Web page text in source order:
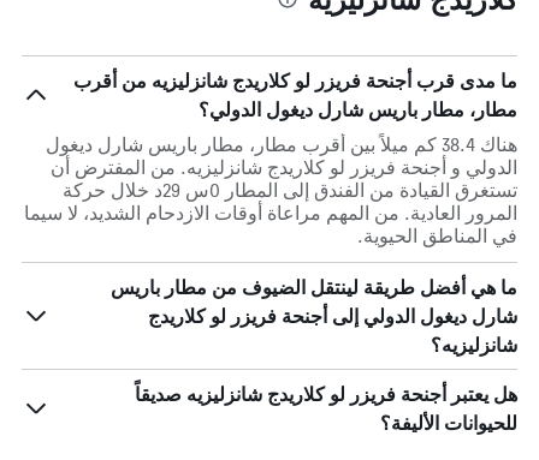
ما مدى قرب أجنحة فريزر لو كلاريدج شانزليزيه من أقرب
مطار، مطار باريس شارل ديغول الدولي؟
هناك 38.4 كم ميلاً بين أقرب مطار، مطار باريس شارل ديغول
الدولي و أجنحة فريزر لو كلاريدج شانزليزيه. من المفترض أن
تستغرق القيادة من الفندق إلى المطار 0س 29د خلال حركة
المرور العادية. من المهم مراعاة أوقات الازدحام الشديد، لا سيما
في المناطق الحيوية.
ما هي أفضل طريقة لينتقل الضيوف من مطار باريس
شارل ديغول الدولي إلى أجنحة فريزر لو كلاريدج
شانزليزيه؟
هل يعتبر أجنحة فريزر لو كلاريدج شانزليزيه صديقاً
للحيوانات الأليفة؟